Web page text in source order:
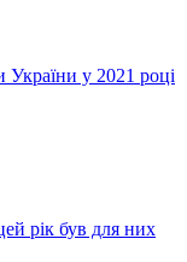
України у 2021 році
рік був для них